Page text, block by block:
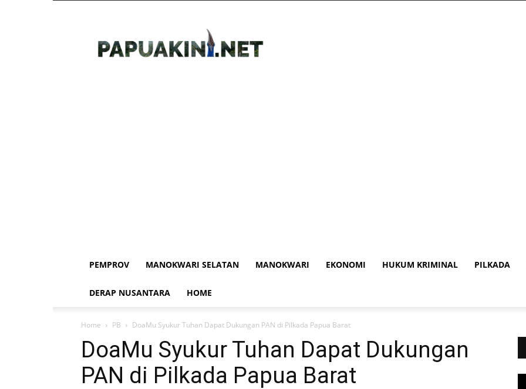
PEMPROV MANOKWARI SELATAN MANOKWARI EKONOMI HUKUM KRIMINAL PILKADA
DERAP NUSANTARA HOME
Home PB DoaMu Syukur Tuhan Dapat Dukungan PAN di Pilkada Papua Barat
DoaMu Syukur Tuhan Dapat Dukungan
PAN di Pilkada Papua Barat